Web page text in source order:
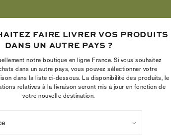
Burch renforce le pouvoir économique des femmes
FAIRE LIVRER VOS PRODUITS
DANS UN AUTRE PAYS ?
notre boutique en ligne France. Si vous souhaitez
dans un autre pays, vous pouvez sélectionner votre
dans la liste ci-dessous. La disponibilité des produits, le
relatives à la livraison seront mis à jour en fonction de
votre nouvelle destination.